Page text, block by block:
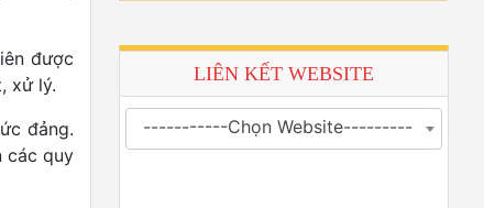
được
xử lý.
đảng.
các quy
LIÊN KẾT WEBSITE
-----------Chọn Website---------